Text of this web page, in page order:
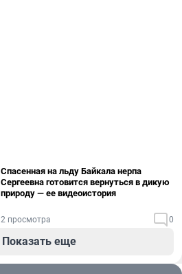
Спасенная на льду Байкала нерпа
Сергеевна готовится вернуться в дикую
природу — ее видеоистория
2 просмотра 0
Показать еще